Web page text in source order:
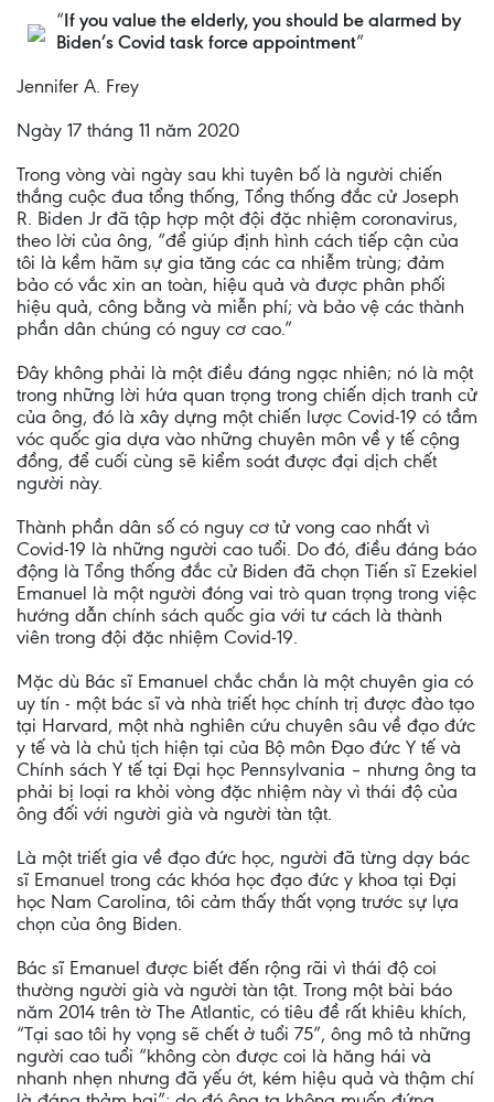
“If you value the elderly, you should be alarmed by
Biden’s Covid task force appointment”
Jennifer A. Frey
Ngày 17 tháng 11 năm 2020
Trong vòng vài ngày sau khi tuyên bố là người chiến
thắng cuộc đua tổng thống, Tổng thống đắc cử Joseph
R. Biden Jr đã tập hợp một đội đặc nhiệm coronavirus,
theo lời của ông, “để giúp định hình cách tiếp cận của
tôi là kềm hãm sự gia tăng các ca nhiễm trùng; đảm
bảo có vắc xin an toàn, hiệu quả và được phân phối
hiệu quả, công bằng và miễn phí; và bảo vệ các thành
phần dân chúng có nguy cơ cao.”
Đây không phải là một điều đáng ngạc nhiên; nó là một
trong những lời hứa quan trọng trong chiến dịch tranh cử
của ông, đó là xây dựng một chiến lược Covid-19 có tầm
vóc quốc gia dựa vào những chuyên môn về y tế cộng
đồng, để cuối cùng sẽ kiểm soát được đại dịch chết
người này.
Thành phần dân số có nguy cơ tử vong cao nhất vì
Covid-19 là những người cao tuổi. Do đó, điều đáng báo
động là Tổng thống đắc cử Biden đã chọn Tiến sĩ Ezekiel
Emanuel là một người đóng vai trò quan trọng trong việc
hướng dẫn chính sách quốc gia với tư cách là thành
viên trong đội đặc nhiệm Covid-19.
Mặc dù Bác sĩ Emanuel chắc chắn là một chuyên gia có
uy tín - một bác sĩ và nhà triết học chính trị được đào tạo
tại Harvard, một nhà nghiên cứu chuyên sâu về đạo đức
y tế và là chủ tịch hiện tại của Bộ môn Đạo đức Y tế và
Chính sách Y tế tại Đại học Pennsylvania – nhưng ông ta
phải bị loại ra khỏi vòng đặc nhiệm này vì thái độ của
ông đối với người già và người tàn tật.
Là một triết gia về đạo đức học, người đã từng dạy bác
sĩ Emanuel trong các khóa học đạo đức y khoa tại Đại
học Nam Carolina, tôi cảm thấy thất vọng trước sự lựa
chọn của ông Biden.
Bác sĩ Emanuel được biết đến rộng rãi vì thái độ coi
thường người già và người tàn tật. Trong một bài báo
năm 2014 trên tờ The Atlantic, có tiêu đề rất khiêu khích,
“Tại sao tôi hy vọng sẽ chết ở tuổi 75”, ông mô tả những
người cao tuổi “không còn được coi là hăng hái và
nhanh nhẹn nhưng đã yếu ớt, kém hiệu quả và thậm chí